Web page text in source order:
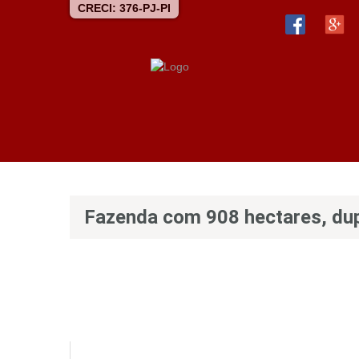
CRECI: 376-PJ-PI
Fazenda com 908 hectares,